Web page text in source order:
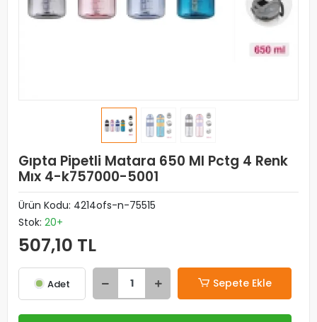
Gıpta Pipetli Matara 650 Ml Pctg 4 Renk
Mıx 4-k757000-5001
Ürün Kodu: 4214ofs-n-75515
Stok: 20+
507,10 TL
Adet Sepete Ekle